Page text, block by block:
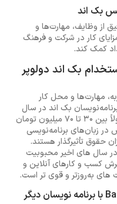
از وظایف، مهارت‌ها و
کار در شرکت و فرهنگ
کمک کند.
بک اند دولوپر
مهارت‌ها و محل کار
بک اند در سال
1403 در شهرهای بزرگ مثل تهران، معمولاً بین 30 تا 70 میلیون تومان
زبان‌های برنامه‌نویسی
حقوق تأثیرگذار هستند.
سال های اخیر محبوبیت
کسب و کارهای آنلاین و
های به‌روزتر و قوی تر است.